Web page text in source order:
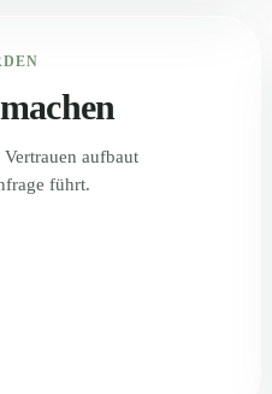
aufbaut
führt.